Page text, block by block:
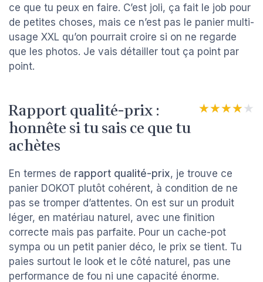
ce que tu peux en faire. C’est joli, ça fait le job pour
de petites choses, mais ce n’est pas le panier multi-
usage XXL qu’on pourrait croire si on ne regarde
que les photos. Je vais détailler tout ça point par
point.
Rapport qualité-prix :
honnête si tu sais ce que tu
achètes
★★★★★
★★★★★
En termes de rapport qualité-prix, je trouve ce
panier DOKOT plutôt cohérent, à condition de ne
pas se tromper d’attentes. On est sur un produit
léger, en matériau naturel, avec une finition
correcte mais pas parfaite. Pour un cache-pot
sympa ou un petit panier déco, le prix se tient. Tu
paies surtout le look et le côté naturel, pas une
performance de fou ni une capacité énorme.